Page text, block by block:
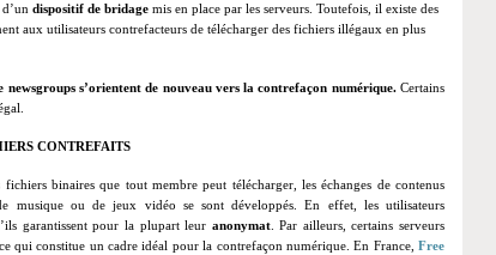
dispositif de bridage mis en place par les serveurs. Toutefois, il existe des
aux utilisateurs contrefacteurs de télécharger des fichiers illégaux en plus
newsgroups s’orientent de nouveau vers la contrefaçon numérique.Certains
CONTREFAITS
binaires que tout membre peut télécharger, les échanges de contenus
musique ou de jeux vidéo se sont développés. En effet, les utilisateurs
garantissent pour la plupart leur anonymat. Par ailleurs, certains serveurs
qui constitue un cadre idéal pour la contrefaçon numérique. En France,Free